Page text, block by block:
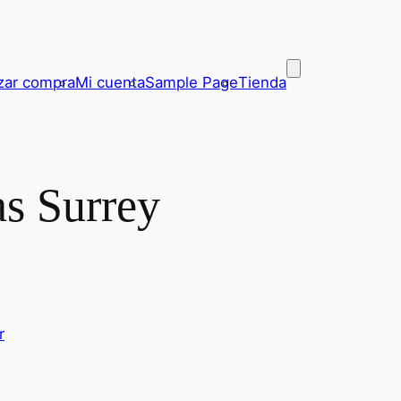
compraMi cuentaSample PageTienda
Surrey